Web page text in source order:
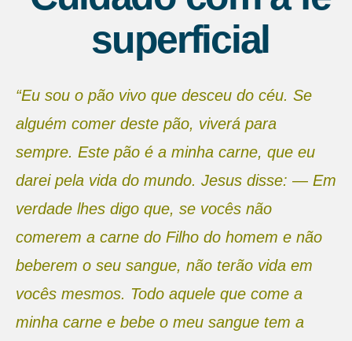
superficial
“Eu sou o pão vivo que desceu do céu. Se
alguém comer deste pão, viverá para
sempre. Este pão é a minha carne, que eu
darei pela vida do mundo. Jesus disse: ― Em
verdade lhes digo que, se vocês não
comerem a carne do Filho do homem e não
beberem o seu sangue, não terão vida em
vocês mesmos. Todo aquele que come a
minha carne e bebe o meu sangue tem a